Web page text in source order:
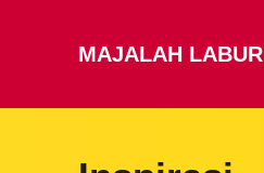
MAJALAH LABUR